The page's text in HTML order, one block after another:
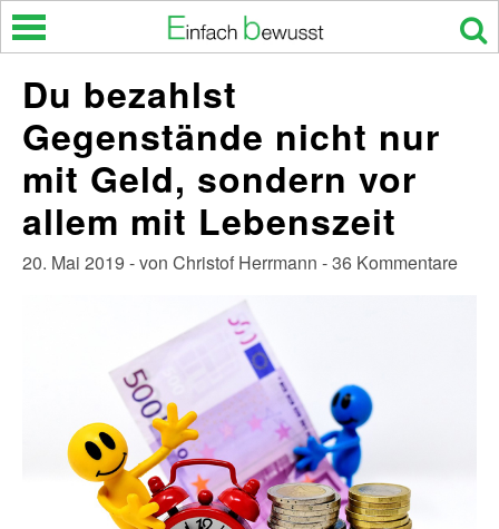
Skip
Du bezahlst
Gegenstände nicht nur
mit Geld, sondern vor
allem mit Lebenszeit
20. Mai 2019 - von Christof Herrmann - 36 Kommentare